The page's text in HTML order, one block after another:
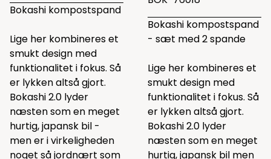
Bokashi kompostspand
Lige her kombineres et
smukt design med
funktionalitet i fokus. Så
er lykken altså gjort.
Bokashi 2.0 lyder
næsten som en meget
hurtig, japansk bil -
men er i virkeligheden
noget så jordnært som
Bokashi kompostspand
- sæt med 2 spande
Lige her kombineres et
smukt design med
funktionalitet i fokus. Så
er lykken altså gjort.
Bokashi 2.0 lyder
næsten som en meget
hurtig, japansk bil men